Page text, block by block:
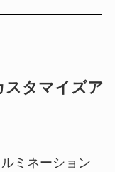
タマイズア
ミネーション